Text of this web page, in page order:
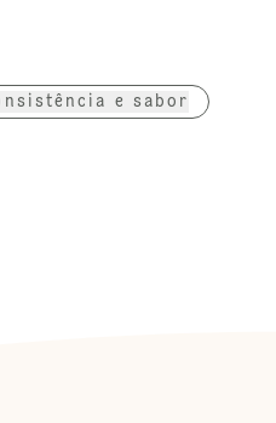
e sabor